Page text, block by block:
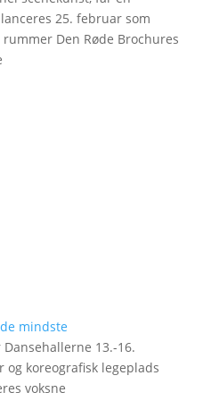
25. februar som
Den Røde Brochures
mindste
Dansehallerne 13.-16.
koreografisk legeplads
voksne